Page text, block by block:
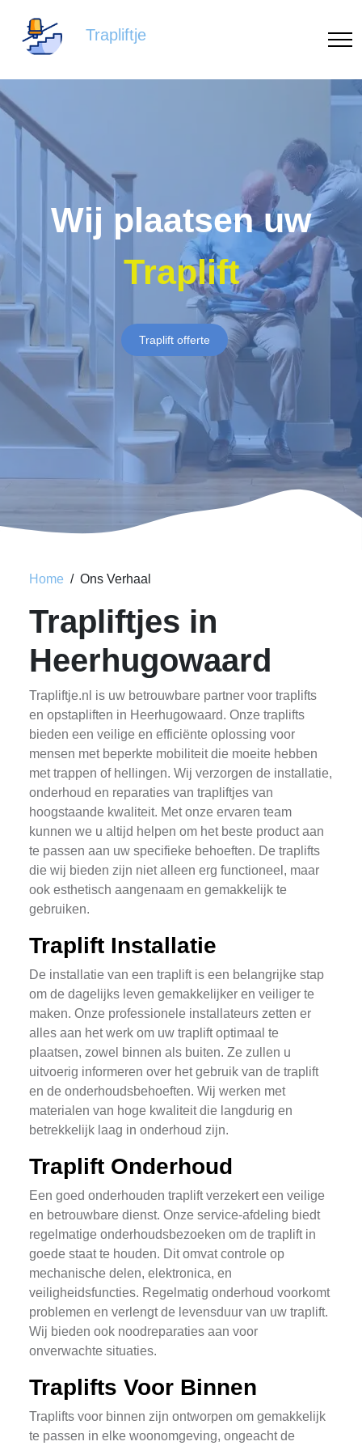
Trapliftje
Wij plaatsen uw
Traplift
Traplift offerte
Home Ons Verhaal
Trapliftjes in
Heerhugowaard
Trapliftje.nl is uw betrouwbare partner voor traplifts
en opstapliften in Heerhugowaard. Onze traplifts
bieden een veilige en efficiënte oplossing voor
mensen met beperkte mobiliteit die moeite hebben
met trappen of hellingen. Wij verzorgen de installatie,
onderhoud en reparaties van trapliftjes van
hoogstaande kwaliteit. Met onze ervaren team
kunnen we u altijd helpen om het beste product aan
te passen aan uw specifieke behoeften. De traplifts
die wij bieden zijn niet alleen erg functioneel, maar
ook esthetisch aangenaam en gemakkelijk te
gebruiken.
Traplift Installatie
De installatie van een traplift is een belangrijke stap
om de dagelijks leven gemakkelijker en veiliger te
maken. Onze professionele installateurs zetten er
alles aan het werk om uw traplift optimaal te
plaatsen, zowel binnen als buiten. Ze zullen u
uitvoerig informeren over het gebruik van de traplift
en de onderhoudsbehoeften. Wij werken met
materialen van hoge kwaliteit die langdurig en
betrekkelijk laag in onderhoud zijn.
Traplift Onderhoud
Een goed onderhouden traplift verzekert een veilige
en betrouwbare dienst. Onze service-afdeling biedt
regelmatige onderhoudsbezoeken om de traplift in
goede staat te houden. Dit omvat controle op
mechanische delen, elektronica, en
veiligheidsfuncties. Regelmatig onderhoud voorkomt
problemen en verlengt de levensduur van uw traplift.
Wij bieden ook noodreparaties aan voor
onverwachte situaties.
Traplifts Voor Binnen
Traplifts voor binnen zijn ontworpen om gemakkelijk
te passen in elke woonomgeving, ongeacht de